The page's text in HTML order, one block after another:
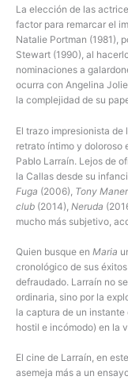
La elección de las
factor para remarcar el
Natalie Portman (1981),
Stewart (1990), al
nominaciones a
ocurra con Angelina
la complejidad de su
El trazo impresionista
retrato íntimo y doloroso
Pablo Larraín. Lejos de
la Callas desde su
Fuga (2006), Tony
club (2014), Neruda
mucho más subjetivo,
Quien busque en Maria
cronológico de sus
defraudado. Larraín no
ordinaria, sino por la
la captura de un
hostil e incómodo) en la
El cine de Larraín, en
asemeja más a un